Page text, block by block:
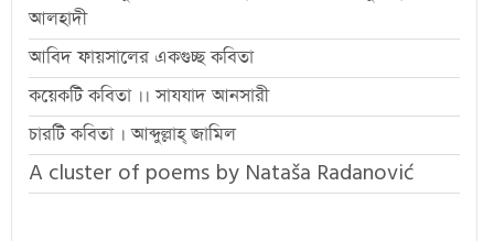
আলহাদী
আবিদ ফায়সালের একগুচ্ছ কবিতা
কয়েকটি কবিতা ।। সাযযাদ আনসারী
চারটি কবিতা । আব্দুল্লাহ্ জামিল
A cluster of poems by Nataša Radanović